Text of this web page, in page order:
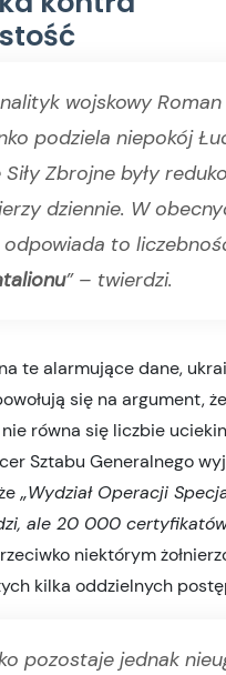
wojskowy Roman
podziela niepokój
Siły Zbrojne były
dziennie. W
odpowiada to
”– twierdzi.
te alarmujące dane,
się na argument,
równa się liczbie
Sztabu Generalnego
„Wydział Operacji
ale 20 000
niektórym
kilka oddzielnych
pozostaje jednak